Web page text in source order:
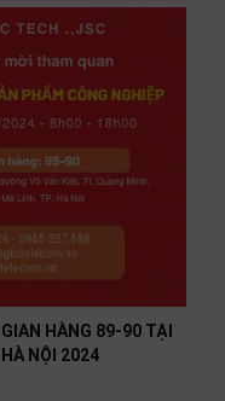
HÀNG 89-90 TẠI
NỘI 2024